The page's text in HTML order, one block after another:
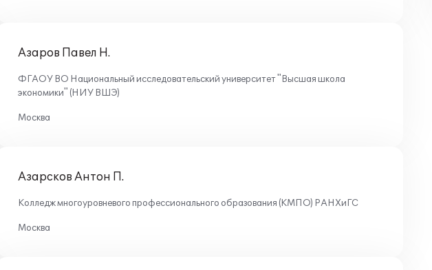
Азаров Павел Н.
ФГАОУ ВО Национальный исследовательский университет "Высшая школа
экономики" (НИУ ВШЭ)
Москва
Азарсков Антон П.
Колледж многоуровневого профессионального образования (КМПО) РАНХиГС
Москва